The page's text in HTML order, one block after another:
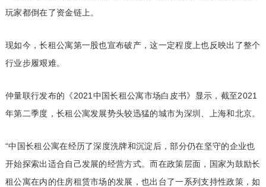
玩家都倒在了资金链上。
现如今，长租公寓第一股也宣布破产，这一定程度上也反映出了整个
行业步履艰难。
仲量联行发布的《2021中国长租公寓市场白皮书》显示，截至2021
年第二季度，长租公寓发展势头较迅猛的城市为深圳、上海和北京。
“中国长租公寓在经历了深度洗牌和沉淀后，部分仍在坚守的企业也
开始探索出适合自己发展的经营方式。而在政策层面，国家为鼓励长
租公寓在内的住房租赁市场的发展，也出台了一系列支持性政策，如